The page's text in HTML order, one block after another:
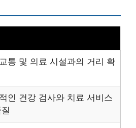
통 및 의료 시설과의 거리 확
인 건강 검사와 치료 서비스